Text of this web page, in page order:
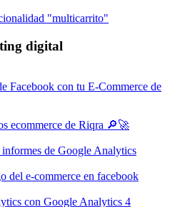
"multicarrito"
digital
Facebook con tu E-Commerce de
ecommerce de Riqra 🔎🚀
de Google Analytics
del e-commerce en facebook
con Google Analytics 4